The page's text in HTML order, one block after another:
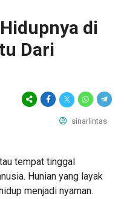
di
Dari
sinarlintas
tempat tinggal
Hunian yang layak
menjadi nyaman.